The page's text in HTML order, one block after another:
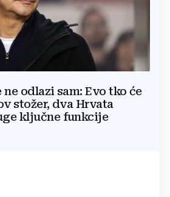
odlazi sam: Evo tko će
stožer, dva Hrvata
ključne funkcije